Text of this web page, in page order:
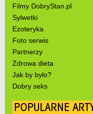
Filmy DobryStan.pl
Sylwetki
Ezoteryka
Foto serwis
Partnerzy
Zdrowa dieta
Jak by było?
Dobry seks
POPULARNE